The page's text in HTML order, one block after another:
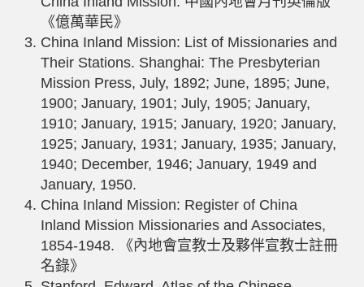
《億萬華民》
China Inland Mission: List of Missionaries and
Their Stations. Shanghai: The Presbyterian
Mission Press, July, 1892; June, 1895; June,
1900; January, 1901; July, 1905; January,
1910; January, 1915; January, 1920; January,
1925; January, 1931; January, 1935; January,
1940; December, 1946; January, 1949 and
January, 1950.
China Inland Mission: Register of China
Inland Mission Missionaries and Associates,
1854-1948. 《內地會宣教士及夥伴宣教士註冊
名錄》